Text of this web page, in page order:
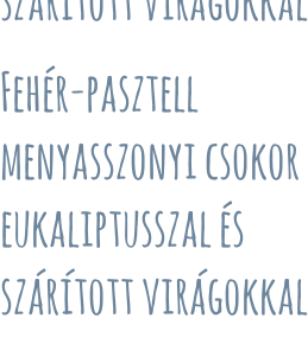
Fehér-pasztell
menyasszonyi csokor
eukaliptusszal és
szárított virágokkal